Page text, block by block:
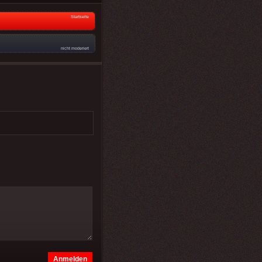
Startseite
nicht moderiert